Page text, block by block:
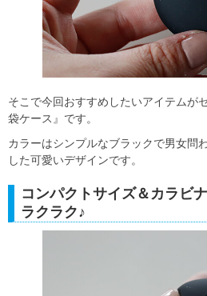
そこで今回おすすめしたいアイテムが
袋ケース』です。
カラーはシンプルなブラックで男女問
した可愛いデザインです。
コンパクトサイズ＆カラビ
ラクラク♪